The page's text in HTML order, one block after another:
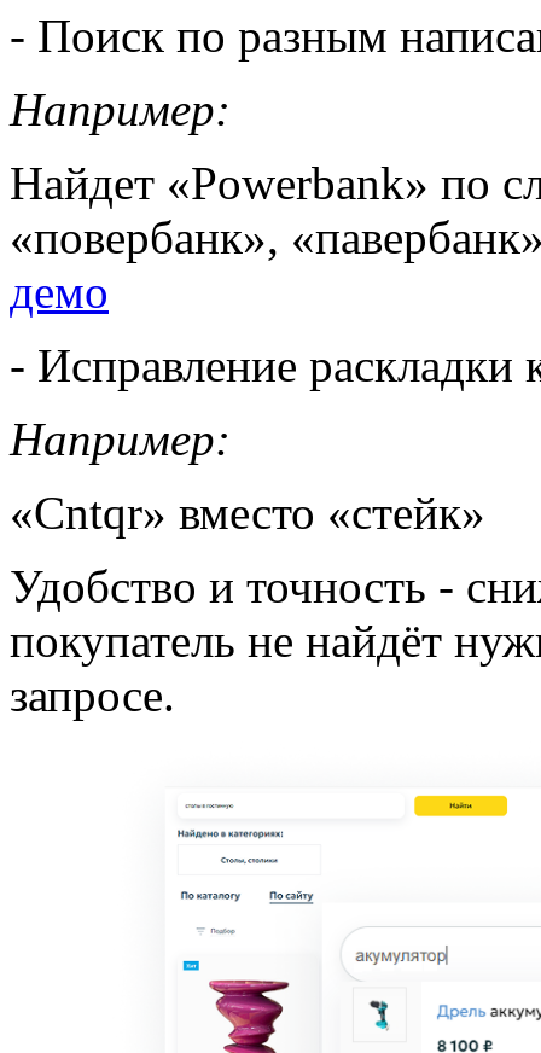
- Поиск по разным
Например:
Найдет «Powerbank» по
«повербанк»,
демо
- Исправление раскладки
Например:
«Cntqr» вместо «стейк»
Удобство и точность -
покупатель не найдёт
запросе.